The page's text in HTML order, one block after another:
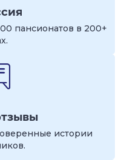
пансионатов в 200+
истории